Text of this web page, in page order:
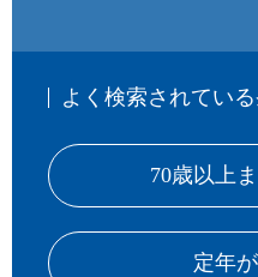
よく検索されてい
70歳以上
定年